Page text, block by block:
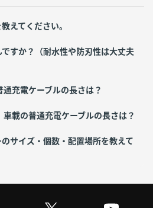
えてください。
すか？（耐水性や防刃性は大丈夫
通充電ケーブルの長さは？
車載の普通充電ケーブルの長さは？
のサイズ・個数・配置場所を教えて